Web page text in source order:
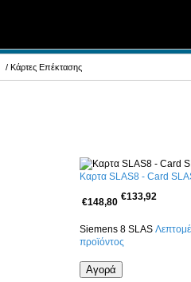
/ Κάρτες Επέκτασης
Καρτα SLAS8 - Card
€148,80 €133,92
Siemens 8 SLAS
προϊόντος